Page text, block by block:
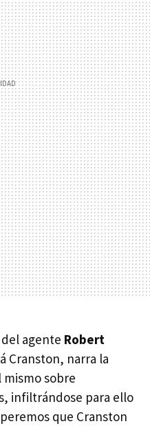
agente Robert
Cranston, narra la
sobre
infiltrándose para ello
que Cranston